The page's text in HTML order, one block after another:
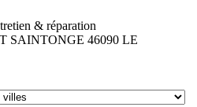
& réparation
SAINTONGE 46090 LE